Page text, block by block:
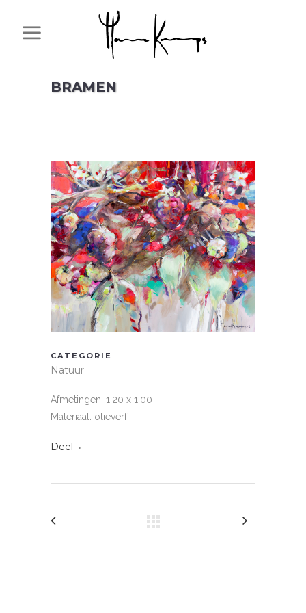
BRAMEN
CATEGORIE
Natuur
Afmetingen: 1.20 x 1.00
Materiaal: olieverf
Deel